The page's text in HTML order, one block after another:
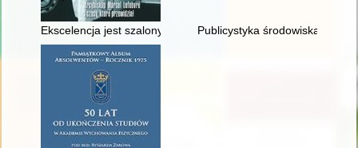
Ekscelencja jest szalony! : arcybiskup Marcel Lefebvre i czasy,
Publicystyka środowiska